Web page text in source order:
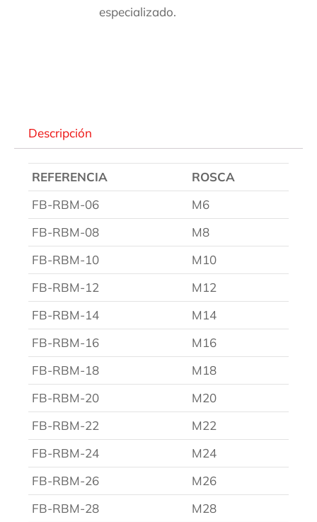
especializado.
Descripción
REFERENCIA
ROSCA
FB-RBM-06
M6
FB-RBM-08
M8
FB-RBM-10
M10
FB-RBM-12
M12
FB-RBM-14
M14
FB-RBM-16
M16
FB-RBM-18
M18
FB-RBM-20
M20
FB-RBM-22
M22
FB-RBM-24
M24
FB-RBM-26
M26
FB-RBM-28
M28